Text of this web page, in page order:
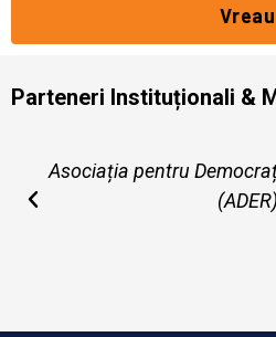
Vreau
Parteneri Instituționali &
Asociația pentru
(ADER)